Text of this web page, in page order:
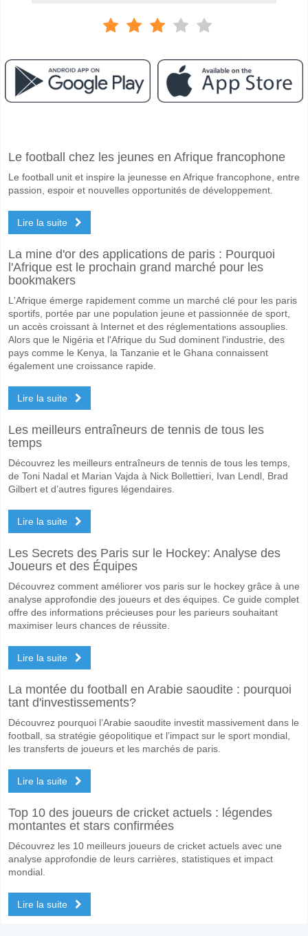
Le match entre IK Start v Bodo/Glimt 20 May 2026 17:00.
Quelle est l'équipe favorite pour gagner entre IK Start v
Les deux équipes marqueront-elles dans le match IK
Oui pour Les Deux Équipes Marquent, avec un pourcentage de 58%.
Quel sera le résultat correct attendu entre IK Start v
Sur le côté risqué, vous pouvez essayer le Résultat Correct de 1-4
Le football chez les jeunes en Afrique francophone
Le football unit et inspire la jeunesse en Afrique francophone, entre
passion, espoir et nouvelles opportunités de développement.
Lire la suite
La mine d'or des applications de paris : Pourquoi
l'Afrique est le prochain grand marché pour les
bookmakers
L'Afrique émerge rapidement comme un marché clé pour les paris
sportifs, portée par une population jeune et passionnée de sport,
un accès croissant à Internet et des réglementations assouplies.
Alors que le Nigéria et l'Afrique du Sud dominent l'industrie, des
pays comme le Kenya, la Tanzanie et le Ghana connaissent
également une croissance rapide.
Lire la suite
Les meilleurs entraîneurs de tennis de tous les
temps
Découvrez les meilleurs entraîneurs de tennis de tous les temps,
de Toni Nadal et Marian Vajda à Nick Bollettieri, Ivan Lendl, Brad
Gilbert et d’autres figures légendaires.
Lire la suite
Les Secrets des Paris sur le Hockey: Analyse des
Joueurs et des Équipes
Découvrez comment améliorer vos paris sur le hockey grâce à une
analyse approfondie des joueurs et des équipes. Ce guide complet
offre des informations précieuses pour les parieurs souhaitant
maximiser leurs chances de réussite.
Lire la suite
La montée du football en Arabie saoudite : pourquoi
tant d'investissements?
Découvrez pourquoi l’Arabie saoudite investit massivement dans le
football, sa stratégie géopolitique et l’impact sur le sport mondial,
les transferts de joueurs et les marchés de paris.
Lire la suite
Top 10 des joueurs de cricket actuels : légendes
montantes et stars confirmées
Découvrez les 10 meilleurs joueurs de cricket actuels avec une
analyse approfondie de leurs carrières, statistiques et impact
mondial.
Lire la suite